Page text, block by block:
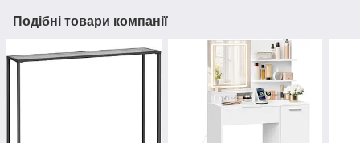
Подібні товари компанії